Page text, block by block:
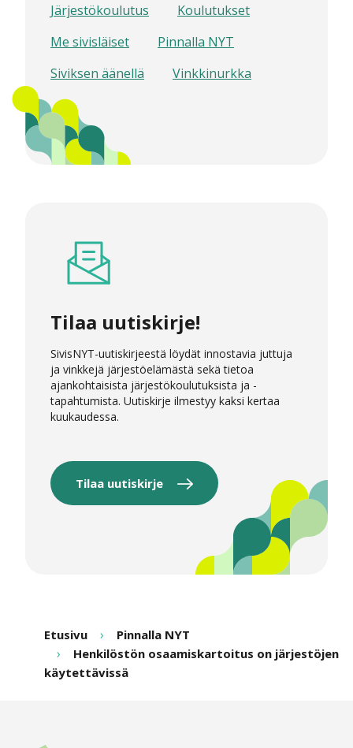
Järjestökoulutus
Koulutukset
Me sivisläiset
Pinnalla NYT
Siviksen äänellä
Vinkkinurkka
Tilaa uutiskirje!
SivisNYT-uutiskirjeestä löydät innostavia juttuja
ja vinkkejä järjestöelämästä sekä tietoa
ajankohtaisista järjestökoulutuksista ja -
tapahtumista. Uutiskirje ilmestyy kaksi kertaa
kuukaudessa.
Tilaa uutiskirje
Etusivu
Pinnalla NYT
Henkilöstön osaamiskartoitus on järjestöjen
käytettävissä